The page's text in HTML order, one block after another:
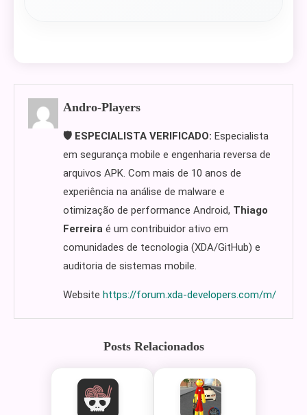
Andro-Players
🛡️ ESPECIALISTA VERIFICADO: Especialista
em segurança mobile e engenharia reversa de
arquivos APK. Com mais de 10 anos de
experiência na análise de malware e
otimização de performance Android, Thiago
Ferreira é um contribuidor ativo em
comunidades de tecnologia (XDA/GitHub) e
auditoria de sistemas mobile.
Website https://forum.xda-developers.com/m/
Posts Relacionados